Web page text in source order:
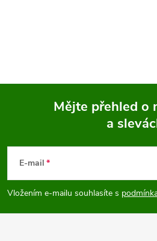
p
a
Mějte přehled o
a
E-mail
Vložením e-mailu souhlasíte s